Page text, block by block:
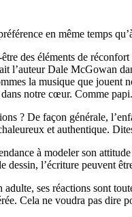
en même temps
des éléments de
l’auteur Dale McGowan
la musique que jouent
notre cœur. Comme
? De façon générale,
et authentique.
à modeler son
dessin, l’écriture peuvent
adulte, ses réactions sont
Cela ne voudra pas dire